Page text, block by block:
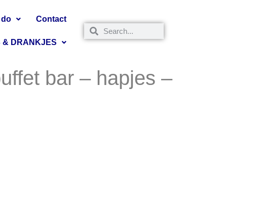
do Contact
& DRANKJES
bar – hapjes –